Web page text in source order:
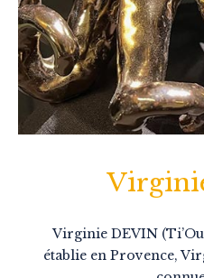
Virginie DEVIN
établie en Provence,